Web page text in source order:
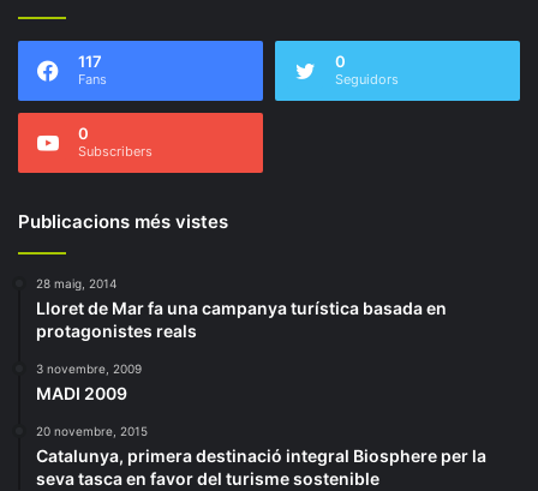
117
Fans
0
Seguidors
0
Subscribers
Publicacions més vistes
28 maig, 2014
Lloret de Mar fa una campanya turística basada en
protagonistes reals
3 novembre, 2009
MADI 2009
20 novembre, 2015
Catalunya, primera destinació integral Biosphere per la
seva tasca en favor del turisme sostenible